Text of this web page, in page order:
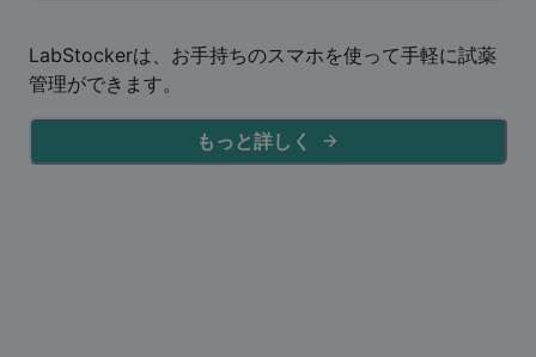
LabStockerは、お手持ちのスマホを使って手軽に試薬
管理ができます。
もっと詳しく